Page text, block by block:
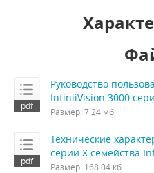
Руководство
InfiniiVision 3000
Размер: 7.24 мб
Технические
серии X семейства
Размер: 168.04 кб